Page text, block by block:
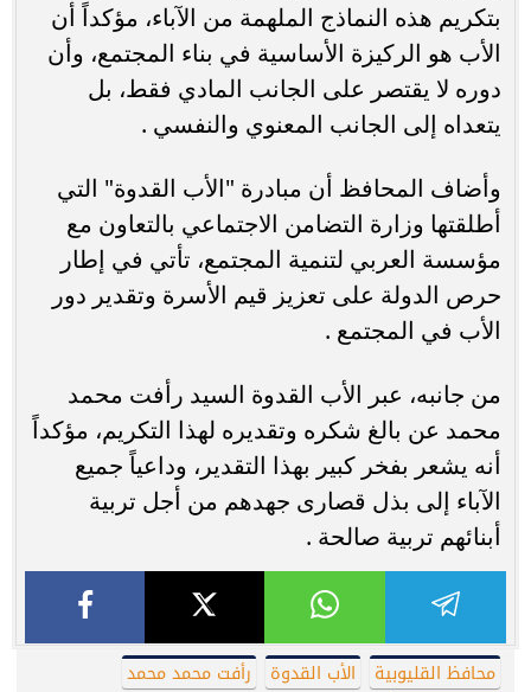
بتكريم هذه النماذج الملهمة من الآباء، مؤكداً أن
الأب هو الركيزة الأساسية في بناء المجتمع، وأن
دوره لا يقتصر على الجانب المادي فقط، بل
يتعداه إلى الجانب المعنوي والنفسي .
وأضاف المحافظ أن مبادرة "الأب القدوة" التي
أطلقتها وزارة التضامن الاجتماعي بالتعاون مع
مؤسسة العربي لتنمية المجتمع، تأتي في إطار
حرص الدولة على تعزيز قيم الأسرة وتقدير دور
الأب في المجتمع .
من جانبه، عبر الأب القدوة السيد رأفت محمد
محمد عن بالغ شكره وتقديره لهذا التكريم، مؤكداً
أنه يشعر بفخر كبير بهذا التقدير، وداعياً جميع
الآباء إلى بذل قصارى جهدهم من أجل تربية
أبنائهم تربية صالحة .
محافظ القليوبية الأب القدوة
رأفت محمد محمد